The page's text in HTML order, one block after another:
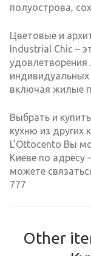
полуострова,
Цветовые и
Industrial Chic –
включая жилые
Выбрать и
кухню из других
L’Ottocento Вы
Киеве по
можете
777
Other